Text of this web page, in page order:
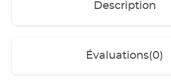
Description
Évaluations(0)